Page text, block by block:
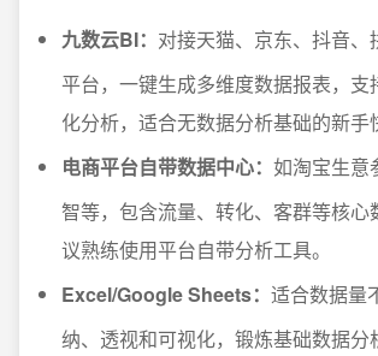
九数云BI： 对接天猫、京东、抖音、
平台，一键生成多维度数据报表，支
化分析，适合无数据分析基础的新手
电商平台自带数据中心： 如淘宝生意
智等，包含流量、转化、客群等核心
议熟练使用平台自带分析工具。
Excel/Google Sheets： 适合数据量
纳、透视和可视化，锻炼基础数据分